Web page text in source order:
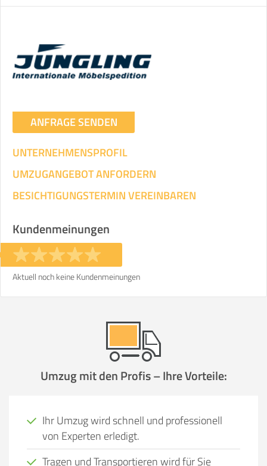
ANFRAGE SENDEN
UNTERNEHMENSPROFIL
UMZUGANGEBOT ANFORDERN
BESICHTIGUNGSTERMIN VEREINBAREN
Kundenmeinungen
Aktuell noch keine Kundenmeinungen
Umzug mit den Profis – Ihre Vorteile:
Ihr Umzug wird schnell und professionell
von Experten erledigt.
Tragen und Transportieren wird für Sie